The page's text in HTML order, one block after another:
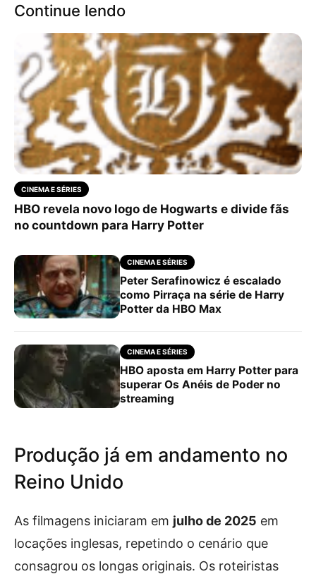
Continue lendo
CINEMA E SÉRIES
HBO revela novo logo de Hogwarts e divide fãs
no countdown para Harry Potter
CINEMA E SÉRIES
Peter Serafinowicz é escalado
como Pirraça na série de Harry
Potter da HBO Max
CINEMA E SÉRIES
HBO aposta em Harry Potter para
superar Os Anéis de Poder no
streaming
Produção já em andamento no
Reino Unido
As filmagens iniciaram em julho de 2025 em
locações inglesas, repetindo o cenário que
consagrou os longas originais. Os roteiristas